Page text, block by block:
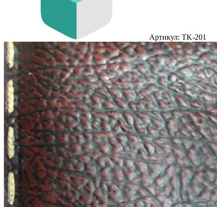
Артикул: TK-201